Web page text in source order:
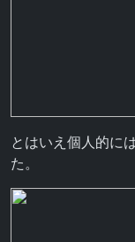
とはいえ個人的に
た。